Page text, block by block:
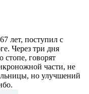
лет, поступил с
Через три дня
стопе, говорят
части, не
но улучшений